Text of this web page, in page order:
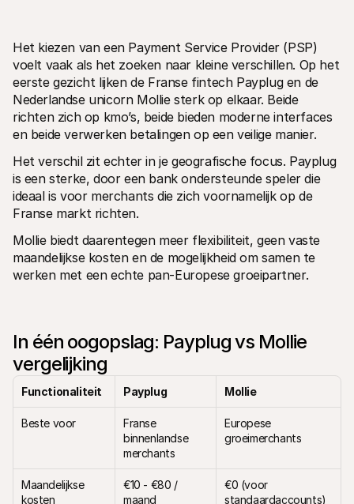
Technische documentatie
Portaal voor developers
Ontdek documentatie en updates voor developers
Integreer Mollie met kant-en-klare pakketten
Discord community
Word lid van onze developer community
Over Mollie
Prijzen
Bekijk onze tarieven
Over ons
Maak kennis met ons verhaal en
onze waarden
vacatures!
Contact
Voor consumenten
Voor Mollie-klanten
Contact met sales
Ontdek hoe we jouw bedrijf kunnen helpen
Het kiezen van een Payment Service Provider (PSP)
voelt vaak als het zoeken naar kleine verschillen. Op het
eerste gezicht lijken de Franse fintech Payplug en de
Nederlandse unicorn Mollie sterk op elkaar. Beide
richten zich op kmo’s, beide bieden moderne interfaces
en beide verwerken betalingen op een veilige manier.
Het verschil zit echter in je geografische focus. Payplug
is een sterke, door een bank ondersteunde speler die
ideaal is voor merchants die zich voornamelijk op de
Franse markt richten.
Mollie biedt daarentegen meer flexibiliteit, geen vaste
maandelijkse kosten en de mogelijkheid om samen te
werken met een echte pan-Europese groeipartner.
In één oogopslag: Payplug vs Mollie
vergelijking
Functionaliteit Payplug Mollie
Beste voor
Franse
binnenlandse
merchants
Europese
groeimerchants
Maandelijkse
kosten
€10 - €80 /
maand
€0 (voor
standaardaccounts)